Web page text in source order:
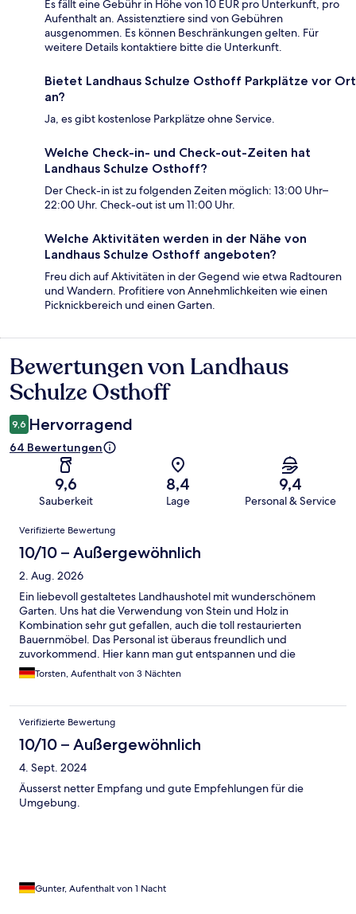
Es fällt eine Gebühr in Höhe von 10 EUR pro Unterkunft, pro
Aufenthalt an. Assistenztiere sind von Gebühren
ausgenommen. Es können Beschränkungen gelten. Für
weitere Details kontaktiere bitte die Unterkunft.
Bietet Landhaus Schulze Osthoff Parkplätze vor Ort
an?
Ja, es gibt kostenlose Parkplätze ohne Service.
Welche Check-in- und Check-out-Zeiten hat
Landhaus Schulze Osthoff?
Der Check-in ist zu folgenden Zeiten möglich: 13:00 Uhr–
22:00 Uhr. Check-out ist um 11:00 Uhr.
Welche Aktivitäten werden in der Nähe von
Landhaus Schulze Osthoff angeboten?
Freu dich auf Aktivitäten in der Gegend wie etwa Radtouren
und Wandern. Profitiere von Annehmlichkeiten wie einen
Picknickbereich und einen Garten.
Bewertungen
Bewertungen von Landhaus
Schulze Osthoff
9,6 Hervorragend
64 Bewertungen
9,6
Sauberkeit
8,4
Lage
9,4
Personal & Service
Bewertungen
Verifizierte Bewertung
10/10 – Außergewöhnlich
2. Aug. 2026
Ein liebevoll gestaltetes Landhaushotel mit wunderschönem
Garten. Uns hat die Verwendung von Stein und Holz in
Kombination sehr gut gefallen, auch die toll restaurierten
Bauernmöbel. Das Personal ist überaus freundlich und
zuvorkommend. Hier kann man gut entspannen und die
ländliche Idylle genießen.
Torsten, Aufenthalt von 3 Nächten
Verifizierte Bewertung
10/10 – Außergewöhnlich
4. Sept. 2024
Äusserst netter Empfang und gute Empfehlungen für die
Umgebung.
Gunter, Aufenthalt von 1 Nacht